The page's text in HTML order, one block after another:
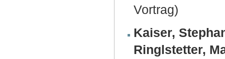
Vortrag)
Kaiser,
Ringlstetter,